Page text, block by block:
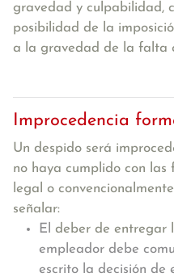
gravedad y culpabilidad,
posibilidad de la
a la gravedad de la falta
Improcedencia
Un despido será
no haya cumplido con las
legal o
señalar:
El deber de entregar
empleador debe
escrito la decisión de